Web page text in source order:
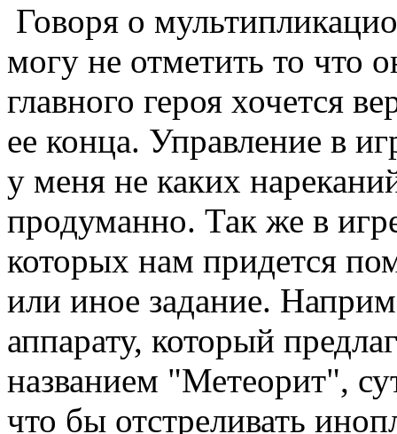
Говоря о
могу не отметить то что
главного героя хочется
ее конца. Управление в
у меня не каких
продуманно. Так же в
которых нам придется
или иное задание.
аппарату, который
названием "Метеорит",
что бы отстреливать